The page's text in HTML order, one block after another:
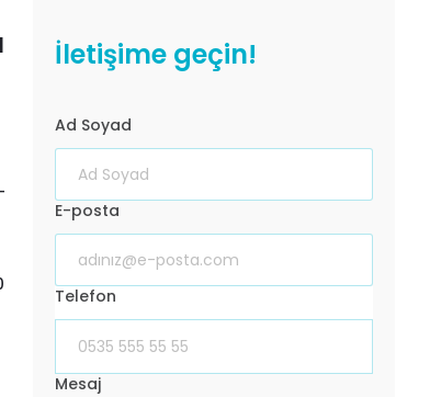
İletişime geçin!
Ad Soyad
E-posta
Telefon
Mesaj